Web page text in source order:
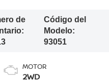
de
Código del
Modelo:
93051
MOTOR
2WD